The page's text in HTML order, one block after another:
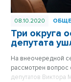
08.10.2020
Три округа
депутата
На внеочередной
рассмотрен
депутатов